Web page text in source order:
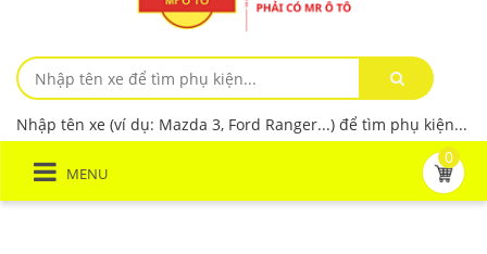
Nhập tên xe (ví dụ: Mazda 3, Ford Ranger...) để tìm phụ kiện...
MENU
0